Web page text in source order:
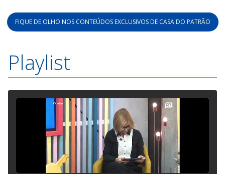
FIQUE DE OLHO NOS CONTEÚDOS EXCLUSIVOS DE CASA DO PATRÃO
Playlist